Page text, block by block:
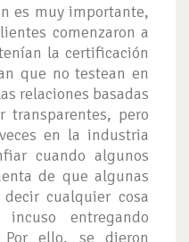
es muy importante,
comenzaron a
la certificación
que no testean en
relaciones basadas
pero
en la industria
cuando algunos
de que algunas
cualquier cosa
entregando
Por ello, se dieron